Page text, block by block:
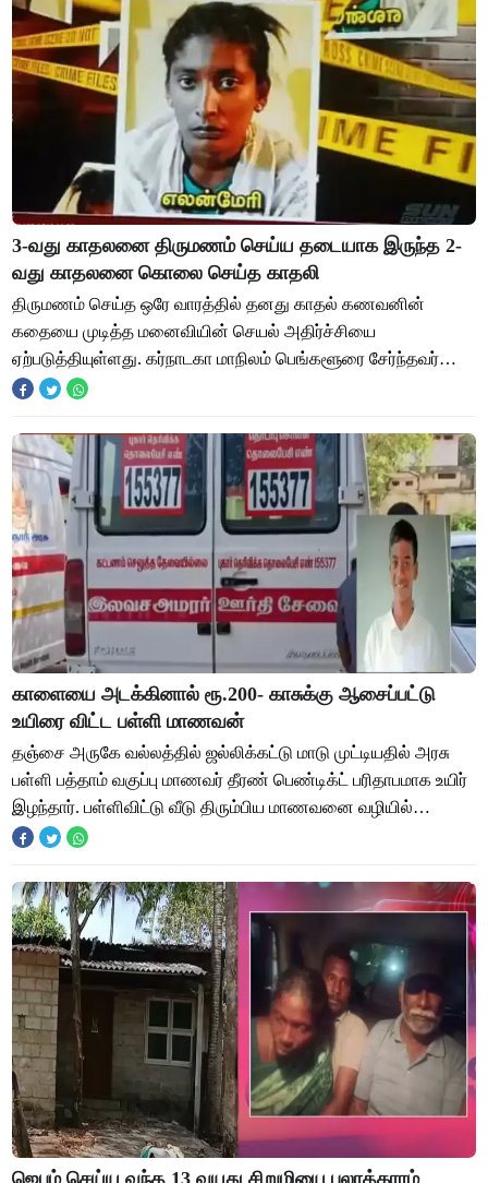
3-வது காதலனை திருமணம் செய்ய தடையாக இருந்த 2-
வது காதலனை கொலை செய்த காதலி
திருமணம் செய்த ஒரே வாரத்தில் தனது காதல் கணவனின்
கதையை முடித்த மனைவியின் செயல் அதிர்ச்சியை
ஏற்படுத்தியுள்ளது. கர்நாடகா மாநிலம் பெங்களூரை சேர்ந்தவர்
ஜனார்த்தனன் (வயது 22). அவரது காதலியான அதே முகவரியைச்
காளையை அடக்கினால் ரூ.200- காசுக்கு ஆசைப்பட்டு
உயிரை விட்ட பள்ளி மாணவன்
தஞ்சை அருகே வல்லத்தில் ஜல்லிக்கட்டு மாடு முட்டியதில் அரசு
பள்ளி பத்தாம் வகுப்பு மாணவர் தீரண் பெண்டிக்ட் பரிதாபமாக உயிர்
இழந்தார். பள்ளிவிட்டு வீடு திரும்பிய மாணவனை வழியில்
ஜல்லிக்கட்டுக்காக காளையை தய